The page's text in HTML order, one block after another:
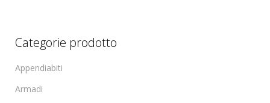
Categorie prodotto
Appendiabiti
Armadi